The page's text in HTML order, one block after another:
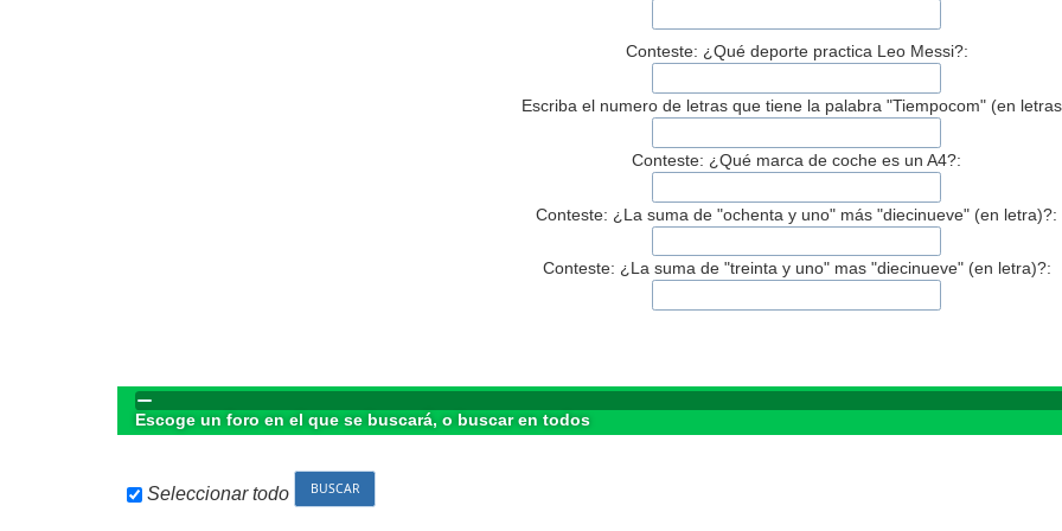
Conteste: ¿Qué deporte practica Leo Messi?:
Escriba el numero de letras que tiene la palabra "Tiempocom" (en
Conteste: ¿Qué marca de coche es un A4?:
Conteste: ¿La suma de "ochenta y uno" más "diecinueve" (en letra)?:
Conteste: ¿La suma de "treinta y uno" mas "diecinueve" (en letra)?:
Escoge un foro en el que se buscará, o buscar en todos
Seleccionar todo